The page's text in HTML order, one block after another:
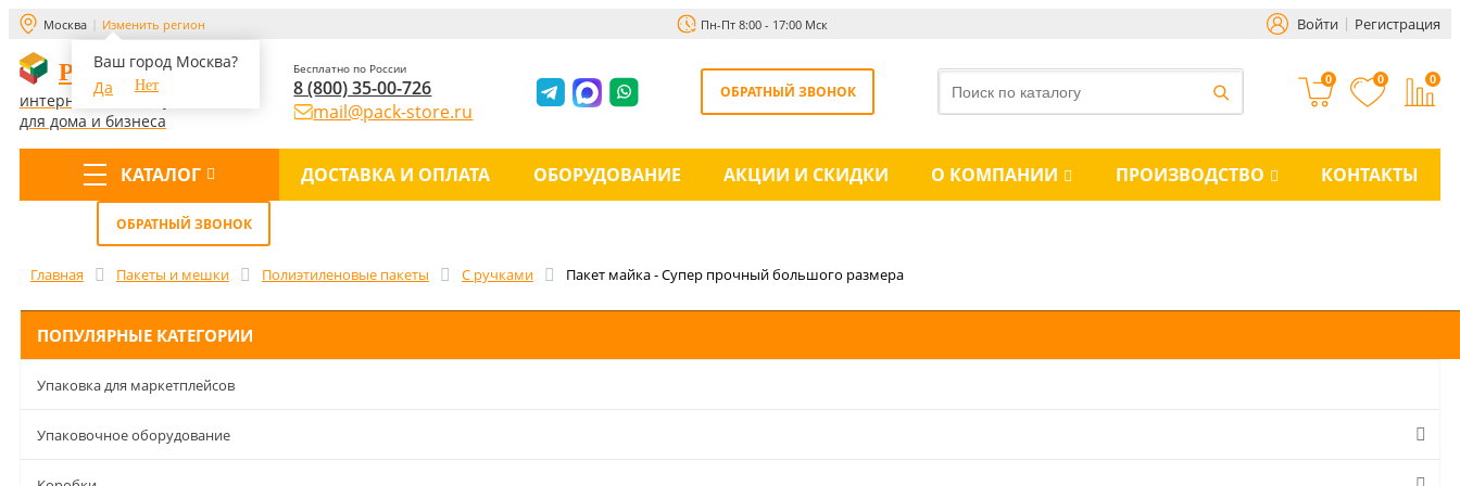
Москва Изменить регион
Ваш город Москва?
Да
Нет
Пн-Пт 8:00 - 17:00 Мск Войти Регистрация
PACK-STORE
интернет-магазин упаковки
для дома и бизнеса
Бесплатно по России
8 (800) 35-00-726
mail@pack-store.ru
ОБРАТНЫЙ ЗВОНОК
0 0 0
КАТАЛОГ ДОСТАВКА И ОПЛАТА ОБОРУДОВАНИЕ АКЦИИ И СКИДКИ О КОМПАНИИ ПРОИЗВОДСТВО КОНТАКТЫ
ОБРАТНЫЙ ЗВОНОК
Главная Пакеты и мешки Полиэтиленовые пакеты С ручками Пакет майка - Супер прочный большого размера
ПОПУЛЯРНЫЕ КАТЕГОРИИ
Упаковка для маркетплейсов
Упаковочное оборудование